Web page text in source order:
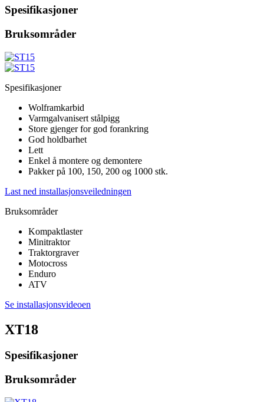
Spesifikasjoner
Bruksområder
Spesifikasjoner
Wolframkarbid
Varmgalvanisert stålpigg
Store gjenger for god forankring
God holdbarhet
Lett
Enkel å montere og demontere
Pakker på 100, 150, 200 og 1000 stk.
Last ned installasjonsveiledningen
Bruksområder
Kompaktlaster
Minitraktor
Traktorgraver
Motocross
Enduro
ATV
Se installasjonsvideoen
XT18
Spesifikasjoner
Bruksområder